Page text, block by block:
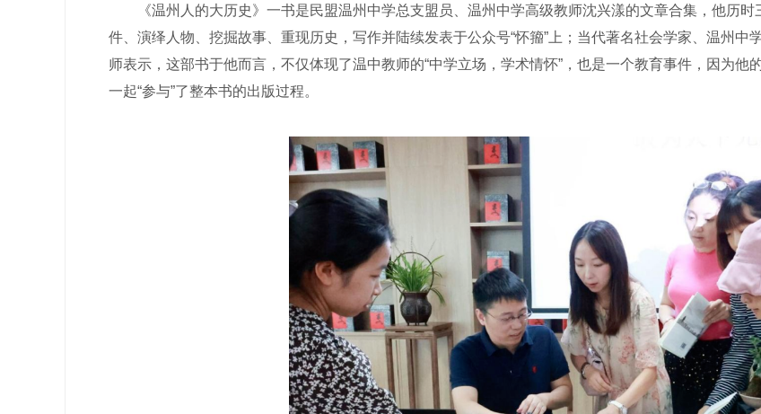
《温州人的大历史》一书是民盟温州中学总支盟员、温州中学高级教师沈兴漾的文章合集，他历时
件、演绎人物、挖掘故事、重现历史，写作并陆续发表于公众号“怀籀”上；当代著名社会学家、温州
师表示，这部书于他而言，不仅体现了温中教师的“中学立场，学术情怀”，也是一个教育事件，因为他
一起“参与”了整本书的出版过程。